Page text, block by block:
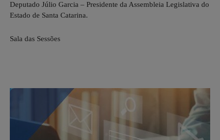
Deputado Júlio Garcia – Presidente da Assembleia Legislativa do
Estado de Santa Catarina.
Sala das Sessões